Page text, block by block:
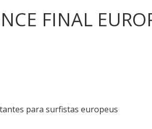
FINAL
para surfistas europeus